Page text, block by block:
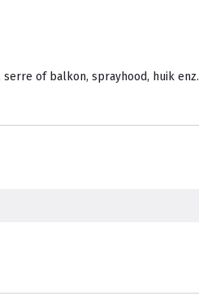
of balkon, sprayhood, huik enz.